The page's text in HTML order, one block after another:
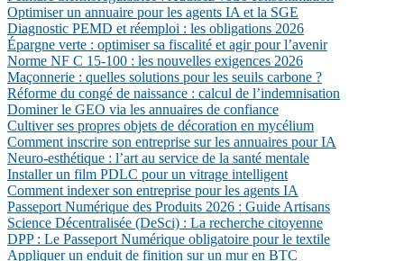
Optimiser un annuaire pour les agents IA et la SGE
Diagnostic PEMD et réemploi : les obligations 2026
Épargne verte : optimiser sa fiscalité et agir pour l’avenir
Norme NF C 15-100 : les nouvelles exigences 2026
Maçonnerie : quelles solutions pour les seuils carbone ?
Réforme du congé de naissance : calcul de l’indemnisation
Dominer le GEO via les annuaires de confiance
Cultiver ses propres objets de décoration en mycélium
Comment inscrire son entreprise sur les annuaires pour IA
Neuro-esthétique : l’art au service de la santé mentale
Installer un film PDLC pour un vitrage intelligent
Comment indexer son entreprise pour les agents IA
Passeport Numérique des Produits 2026 : Guide Artisans
Science Décentralisée (DeSci) : La recherche citoyenne
DPP : Le Passeport Numérique obligatoire pour le textile
Appliquer un enduit de finition sur un mur en BTC